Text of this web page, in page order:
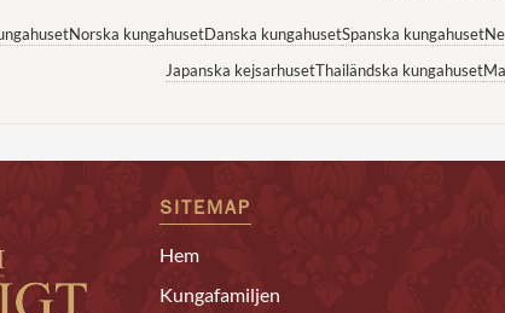
Norska kungahusetDanska kungahusetSpanska kungahuset
Japanska kejsarhusetThailändska kungahuset
SITEMAP
Hem
Kungafamiljen